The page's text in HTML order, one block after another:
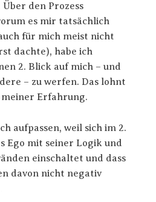
den Prozess
es mir tatsächlich
für mich meist nicht
dachte), habe ich
2. Blick auf mich – und
– zu werfen. Das lohnt
Erfahrung.
aufpassen, weil sich im 2.
Ego mit seiner Logik und
einschaltet und dass
davon nicht negativ